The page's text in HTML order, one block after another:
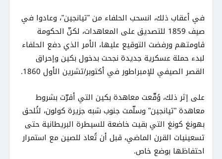
في أعقاب ذلك، انسحب الحلفاء من "تيانجين"، وعادوا في
صيف 1859 للتصديق على المعاهدات، لكنّ الحكومة
قاومتهم ورفضت التوقيع عليها، الأمر الذي دفع الحلفاء
لبدء حملة عسكرية جديدة نجحت بدخول بكين وإحراق
القصر الصيفي للإمبراطور في أكتوبر/تشرين الأول 1860.
على إثر ذلك، وُقّعت معاهدة بكين التي أقرّت بشروط
معاهدة "تيانجين" وسلّمت جنوب شبه جزيرة كولون، لتُلحق
بهونغ كونغ التي بقيت خاضعة للسيطرة البريطانية حتى
تسعينيات القرن الماضي، قبل أن تُعاد للصين مع استمرار
احتفاظها بوضع خاص.